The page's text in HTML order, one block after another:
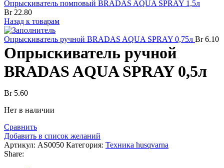
Опрыскиватель помповый BRADAS AQUA SPRAY 1,5л
Br22.80
Назад к товарам
Опрыскиватель ручной BRADAS AQUA SPRAY 0,75л Br6.10
Опрыскиватель ручной
BRADAS AQUA SPRAY 0,5л
Br5.60
Нет в наличии
Сравнить
Добавить в список желаний
Артикул: AS0050 Категория: Техника husqvarna
Share: